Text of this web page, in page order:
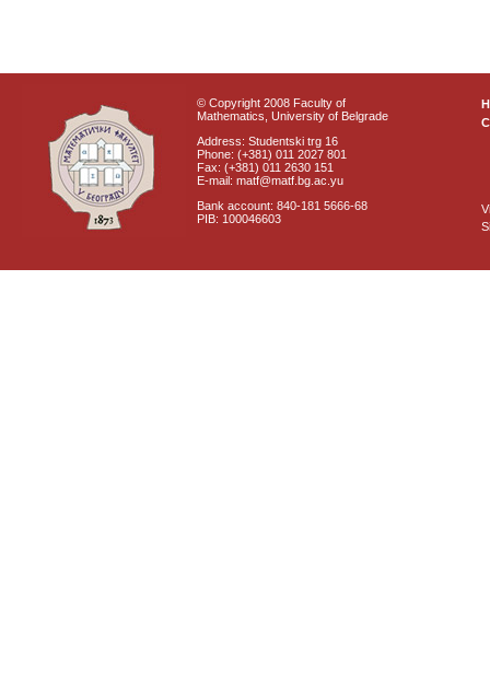
© Copyright 2008 Faculty of
Mathematics, University of Belgrade
Address: Studentski trg 16
Phone: (+381) 011 2027 801
Fax: (+381) 011 2630 151
E-mail: matf@matf.bg.ac.yu
Bank account: 840-181 5666-68
PIB: 100046603